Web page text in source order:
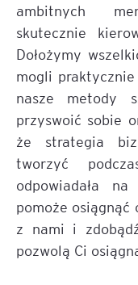
ambitnych
skutecznie
Dołożymy
mogli
nasze metody
przyswoić sobie
że strategia
tworzyć
odpowiadała
pomoże
z nami i
pozwolą Ci